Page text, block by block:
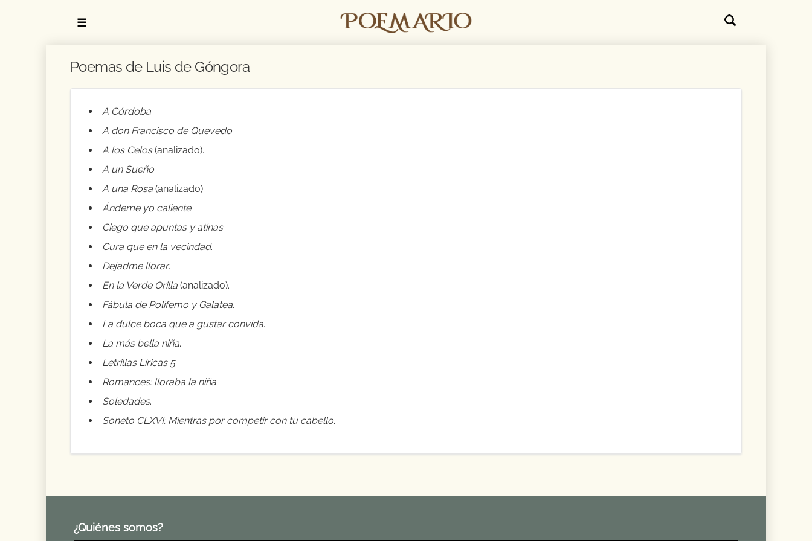
☰
Poemas de Luis de Góngora
A Córdoba.
A don Francisco de Quevedo.
A los Celos(analizado).
A un Sueño.
A una Rosa(analizado).
Ándeme yo caliente.
Ciego que apuntas y atinas.
Cura que en la vecindad.
Dejadme llorar.
En la Verde Orilla(analizado).
Fábula de Polifemo y Galatea.
La dulce boca que a gustar convida.
La más bella niña.
Letrillas Líricas 5.
Romances: lloraba la niña.
Soledades.
Soneto CLXVI: Mientras por competir con tu cabello.
¿Quiénes somos?